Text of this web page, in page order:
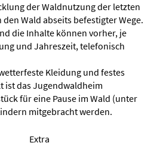
der Waldnutzung der letzten
Wald abseits befestigter Wege.
die Inhalte können vorher, je
und Jahreszeit, telefonisch
Kleidung und festes
ist das Jugendwaldheim
für eine Pause im Wald (unter
mitgebracht werden.
Extra